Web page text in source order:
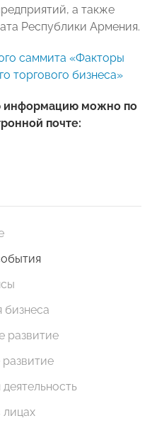
а также
Республики Армения.
саммита «Факторы
торгового бизнеса»
информацию можно по
почте:
бизнеса
развитие